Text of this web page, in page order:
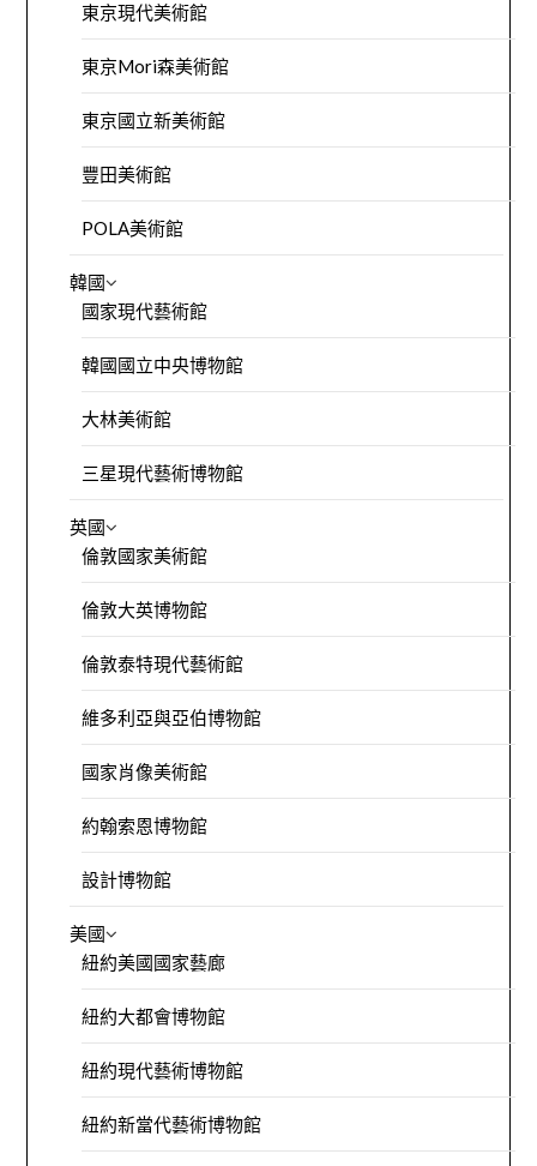
東京現代美術館
東京Mori森美術館
東京國立新美術館
豐田美術館
POLA美術館
韓國
國家現代藝術館
韓國國立中央博物館
大林美術館
三星現代藝術博物館
英國
倫敦國家美術館
倫敦大英博物館
倫敦泰特現代藝術館
維多利亞與亞伯博物館
國家肖像美術館
約翰索恩博物館
設計博物館
美國
紐約美國國家藝廊
紐約大都會博物館
紐約現代藝術博物館
紐約新當代藝術博物館